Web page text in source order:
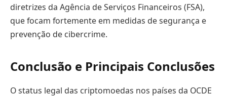
diretrizes da Agência de Serviços Financeiros (FSA),
que focam fortemente em medidas de segurança e
prevenção de cibercrime.
Conclusão e Principais Conclusões
O status legal das criptomoedas nos países da OCDE